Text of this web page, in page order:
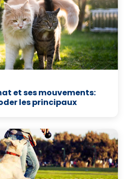
et ses mouvements:
les principaux